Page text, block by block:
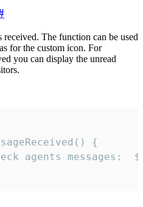
received. The function can be used
for the custom icon. For
you can display the unread
{